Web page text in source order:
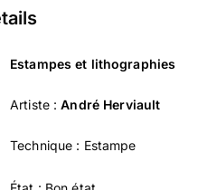
Estampes et lithographies
Artiste :André Herviault
Technique : Estampe